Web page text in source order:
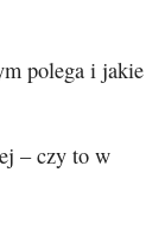
polega i jakie
– czy to w